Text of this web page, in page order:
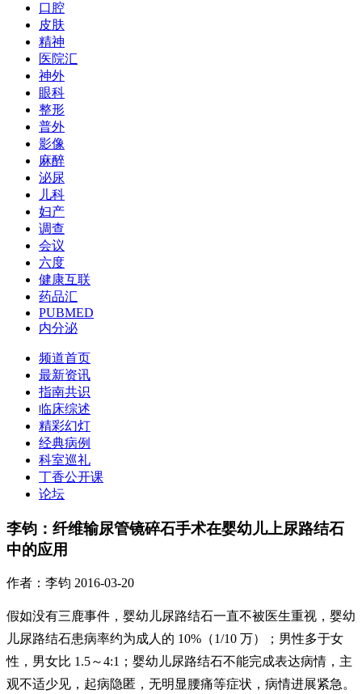
口腔
皮肤
精神
医院汇
神外
眼科
整形
普外
影像
麻醉
泌尿
儿科
妇产
调查
会议
六度
健康互联
药品汇
PUBMED
内分泌
频道首页
最新资讯
指南共识
临床综述
精彩幻灯
经典病例
科室巡礼
丁香公开课
论坛
李钧：纤维输尿管镜碎石手术在婴幼儿上尿路结石
中的应用
作者：李钧 2016-03-20
假如没有三鹿事件，婴幼儿尿路结石一直不被医生重视，婴幼
儿尿路结石患病率约为成人的 10%（1/10 万）；男性多于女
性，男女比 1.5～4:1；婴幼儿尿路结石不能完成表达病情，主
观不适少见，起病隐匿，无明显腰痛等症状，病情进展紧急。